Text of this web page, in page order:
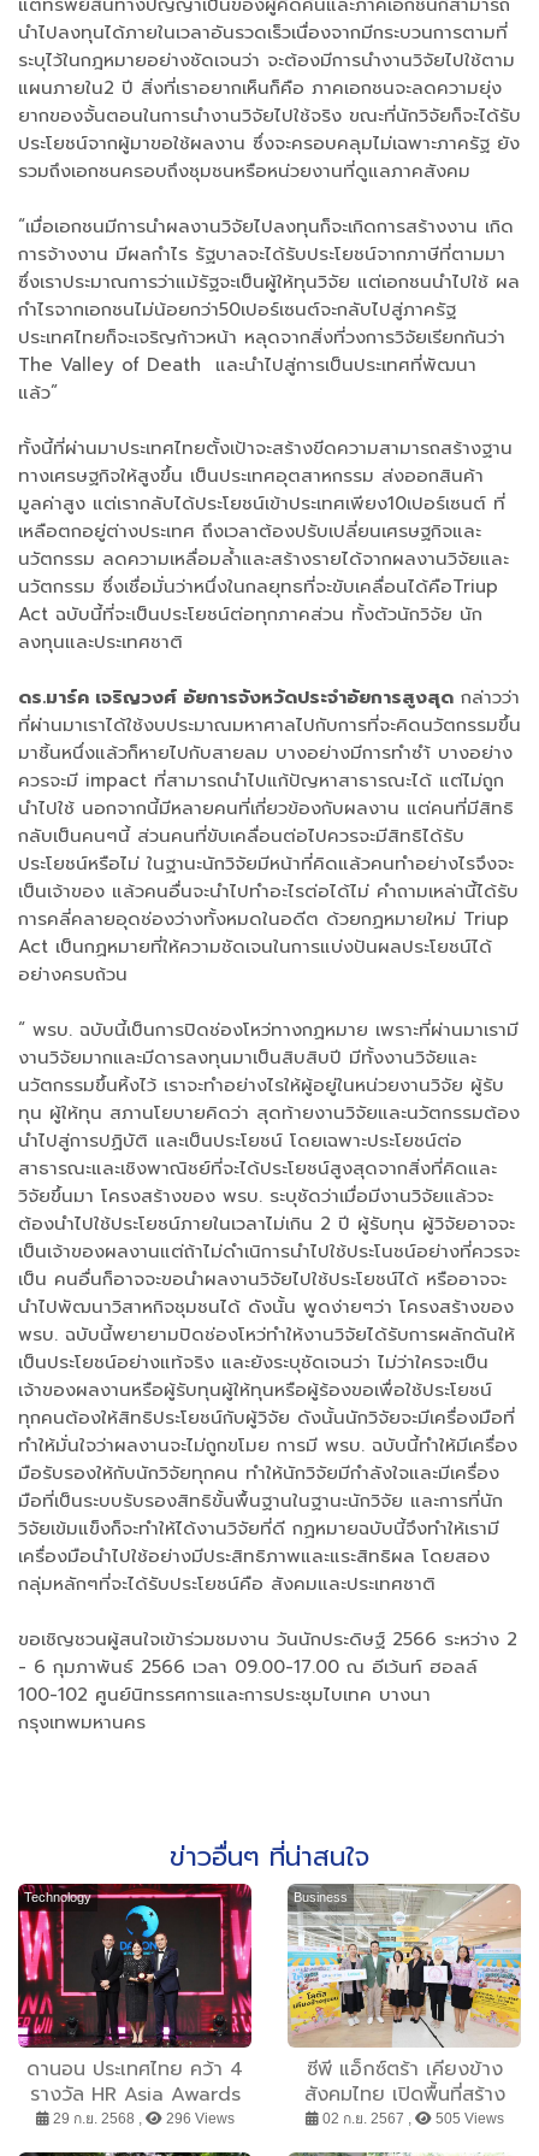
นำไปลงทุนได้ภายในเวลาอันรวดเร็วเนื่องจากมีกระบวนการตามที่
ระบุไว้ในกฎหมายอย่างชัดเจนว่า จะต้องมีการนำงานวิจัยไปใช้ตาม
แผนภายใน2 ปี สิ่งที่เราอยากเห็นก็คือ ภาคเอกชนจะลดความยุ่ง
ยากของจั้นตอนในการนำงานวิจัยไปใช้จริง ขณะที่นักวิจัยก็จะได้รับ
ประโยชน์จากผู้มาขอใช้ผลงาน ซึ่งจะครอบคลุมไม่เฉพาะภาครัฐ ยัง
รวมถึงเอกชนครอบถึงชุมชนหรือหน่วยงานที่ดูแลภาคสังคม
“เมื่อเอกชนมีการนำผลงานวิจัยไปลงทุนก็จะเกิดการสร้างงาน เกิด
การจ้างงาน มีผลกำไร รัฐบาลจะได้รับประโยชน์จากภาษีที่ตามมา
ซึ่งเราประมาณการว่าแม้รัฐจะเป็นผู้ให้ทุนวิจัย แต่เอกชนนำไปใช้ ผล
กำไรจากเอกชนไม่น้อยกว่า50เปอร์เซนต์จะกลับไปสู่ภาครัฐ
ประเทศไทยก็จะเจริญก้าวหน้า หลุดจากสิ่งที่วงการวิจัยเรียกกันว่า
The Valley of Death และนำไปสู่การเป็นประเทศที่พัฒนา
แล้ว”
ทั้งนี้ที่ผ่านมาประเทศไทยตั้งเป้าจะสร้างขีดความสามารถสร้างฐาน
ทางเศรษฐกิจให้สูงขึ้น เป็นประเทศอุตสาหกรรม ส่งออกสินค้า
มูลค่าสูง แต่เรากลับได้ประโยชน์เข้าประเทศเพียง10เปอร์เซนต์ ที่
เหลือตกอยู่ต่างประเทศ ถึงเวลาต้องปรับเปลี่ยนเศรษฐกิจและ
นวัตกรรม ลดความเหลื่อมล้ำและสร้างรายได้จากผลงานวิจัยและ
นวัตกรรม ซึ่งเชื่อมั่นว่าหนึ่งในกลยุทธที่จะขับเคลื่อนได้คือTriup
Act ฉบับนี้ที่จะเป็นประโยชน์ต่อทุกภาคส่วน ทั้งตัวนักวิจัย นัก
ลงทุนและประเทศชาติ
ดร.มาร์ค เจริญวงศ์ อัยการจังหวัดประจำอัยการสูงสุด กล่าวว่า
ที่ผ่านมาเราได้ใช้งบประมาณมหาศาลไปกับการที่จะคิดนวัตกรรมขึ้น
มาชิ้นหนึ่งแล้วก็หายไปกับสายลม บางอย่างมีการทำซำ้ บางอย่าง
ควรจะมี impact ที่สามารถนำไปแก้ปัญหาสาธารณะได้ แต่ไม่ถูก
นำไปใช้ นอกจากนี้มีหลายคนที่เกี่ยวข้องกับผลงาน แต่คนที่มีสิทธิ
กลับเป็นคนๆนี้ ส่วนคนที่ขับเคลื่อนต่อไปควรจะมีสิทธิได้รับ
ประโยชน์หรือไม่ ในฐานะนักวิจัยมีหน้าที่คิดแล้วคนทำอย่างไรจึงจะ
เป็นเจ้าของ แล้วคนอื่นจะนำไปทำอะไรต่อได้ไม่ คำถามเหล่านี้ได้รับ
การคลี่คลายอุดช่องว่างทั้งหมดในอดีต ด้วยกฏหมายใหม่ Triup
Act เป็นกฏหมายที่ให้ความชัดเจนในการแบ่งปันผลประโยชน์ได้
อย่างครบถ้วน
“ พรบ. ฉบับนี้เป็นการปิดช่องโหว่ทางกฏหมาย เพราะที่ผ่านมาเรามี
งานวิจัยมากและมีดารลงทุนมาเป็นสิบสิบปี มีทั้งงานวิจัยและ
นวัตกรรมขึ้นหิ้งไว้ เราจะทำอย่างไรให้ผู้อยู่ในหน่วยงานวิจัย ผู้รับ
ทุน ผู้ให้ทุน สภานโยบายคิดว่า สุดท้ายงานวิจัยและนวัตกรรมต้อง
นำไปสู่การปฏิบัติ และเป็นประโยชน์ โดยเฉพาะประโยชน์ต่อ
สาธารณะและเชิงพาณิชย์ที่จะได้ประโยชน์สูงสุดจากสิ่งที่คิดและ
วิจัยขึ้นมา โครงสร้างของ พรบ. ระบุชัดว่าเมื่อมีงานวิจัยแล้วจะ
ต้องนำไปใช้ประโยชน์ภายในเวลาไม่เกิน 2 ปี ผู้รับทุน ผู้วิจัยอาจจะ
เป็นเจ้าของผลงานแต่ถ้าไม่ดำเนิการนำไปใช้ประโนชน์อย่างที่ควรจะ
เป็น คนอื่นก็อาจจะขอนำผลงานวิจัยไปใช้ประโยชน์ได้ หรืออาจจะ
นำไปพัฒนาวิสาหกิจชุมชนได้ ดังนั้น พูดง่ายๆว่า โครงสร้างของ
พรบ. ฉบับนี้พยายามปิดช่องโหว่ทำให้งานวิจัยได้รับการผลักดันให้
เป็นประโยชน์อย่างแท้จริง และยังระบุชัดเจนว่า ไม่ว่าใครจะเป็น
เจ้าของผลงานหรือผู้รับทุนผู้ให้ทุนหรือผู้ร้องขอเพื่อใช้ประโยชน์
ทุกคนต้องให้สิทธิประโยชน์กับผู้วิจัย ดังนั้นนักวิจัยจะมีเครื่องมือที่
ทำให้มั่นใจว่าผลงานจะไม่ถูกขโมย การมี พรบ. ฉบับนี้ทำให้มีเครื่อง
มือรับรองให้กับนักวิจัยทุกคน ทำให้นักวิจัยมีกำลังใจและมีเครื่อง
มือที่เป็นระบบรับรองสิทธิขั้นพื้นฐานในฐานะนักวิจัย และการที่นัก
วิจัยเข้มแข็งก็จะทำให้ได้งานวิจัยที่ดี กฏหมายฉบับนี้จึงทำให้เรามี
เครื่องมือนำไปใช้อย่างมีประสิทธิภาพและแระสิทธิผล โดยสอง
กลุ่มหลักๆที่จะได้รับประโยชน์คือ สังคมและประเทศชาติ
ขอเชิญชวนผู้สนใจเข้าร่วมชมงาน วันนักประดิษฐ์ 2566 ระหว่าง 2
- 6 กุมภาพันธ์ 2566 เวลา 09.00-17.00 ณ อีเว้นท์ ฮอลล์
100-102 ศูนย์นิทรรศการและการประชุมไบเทค บางนา
กรุงเทพมหานคร
ข่าวอื่นๆ ที่น่าสนใจ
Technology
ดานอน ประเทศไทย คว้า 4
รางวัล HR Asia Awards
2025 ปีที่สอง เน้นย้ำ
29 ก.ย. 2568 , 296 Views
Business
ซีพี แอ็กซ์ตร้า เคียงข้าง
สังคมไทย เปิดพื้นที่สร้าง
อาชีพให้ครอบครัวเลี้ยงเดี่ยว
02 ก.ย. 2567 , 505 Views